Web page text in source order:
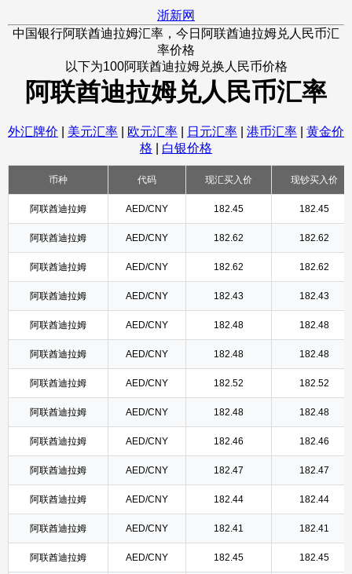
浙新网
中国银行阿联酋迪拉姆汇率，今日阿联酋迪拉姆兑人民币汇
率价格
以下为100阿联酋迪拉姆兑换人民币价格
阿联酋迪拉姆兑人民币汇率
外汇牌价 美元汇率 欧元汇率 日元汇率 港币汇率
黄金价
格
白银价格
币种 代码 现汇买入价 现钞买入价
阿联酋迪拉姆 AED/CNY 182.45 182.45
阿联酋迪拉姆 AED/CNY 182.62 182.62
阿联酋迪拉姆 AED/CNY 182.62 182.62
阿联酋迪拉姆 AED/CNY 182.43 182.43
阿联酋迪拉姆 AED/CNY 182.48 182.48
阿联酋迪拉姆 AED/CNY 182.48 182.48
阿联酋迪拉姆 AED/CNY 182.52 182.52
阿联酋迪拉姆 AED/CNY 182.48 182.48
阿联酋迪拉姆 AED/CNY 182.46 182.46
阿联酋迪拉姆 AED/CNY 182.47 182.47
阿联酋迪拉姆 AED/CNY 182.44 182.44
阿联酋迪拉姆 AED/CNY 182.41 182.41
阿联酋迪拉姆 AED/CNY 182.45 182.45